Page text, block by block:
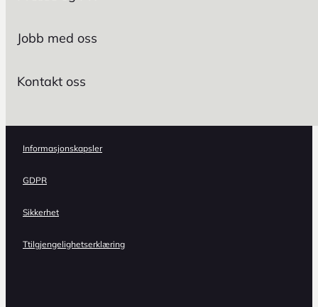
Jobb med oss
Kontakt oss
Informasjonskapsler
GDPR
Sikkerhet
Ttilgjengelighetserklæring